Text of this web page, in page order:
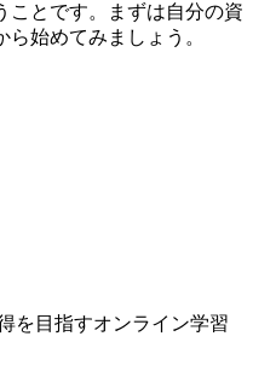
ことです。まずは自分の資
始めてみましょう。
を目指すオンライン学習